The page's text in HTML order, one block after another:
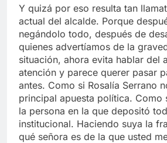
Y quizá por eso resulta tan
actual del alcalde. Porque
negándolo todo, después de
quienes advertíamos de la
situación, ahora evita hablar del
atención y parece querer pasar
antes. Como si Rosalía Serrano
principal apuesta política. Como
la persona en la que depositó
institucional. Haciendo suya la
qué señora es de la que usted